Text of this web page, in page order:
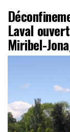
Laval
Miribel-